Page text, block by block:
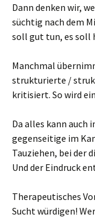
Dann denken wir,
süchtig nach dem
soll gut tun, es soll
Manchmal
strukturierte /
kritisiert. So wird
Da alles kann auch
gegenseitige im
Tauziehen, bei der
Und der Eindruck
Therapeutisches
Sucht würdigen!